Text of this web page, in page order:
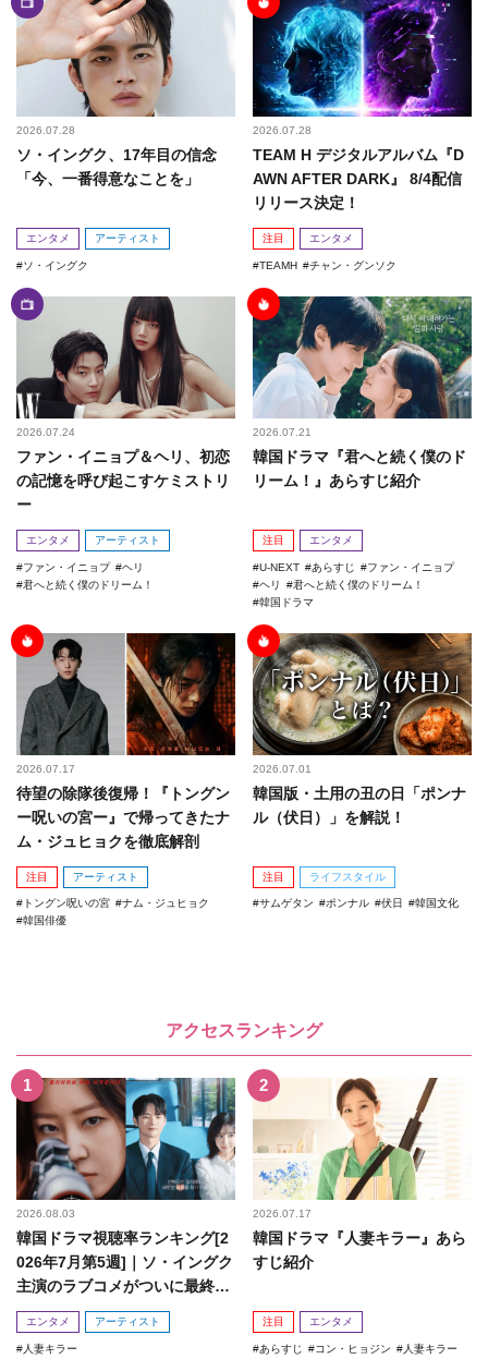
2026.07.28
ソ・イングク、17年目の信念
「今、一番得意なことを」
エンタメ アーティスト
ソ・イングク
2026.07.28
TEAM H デジタルアルバム『D
AWN AFTER DARK』 8/4配信
リリース決定！
注目 エンタメ
TEAMH チャン・グンソク
2026.07.24
ファン・イニョプ＆ヘリ、初恋
の記憶を呼び起こすケミストリ
ー
エンタメ アーティスト
ファン・イニョプ
ヘリ
君へと続く僕のドリーム！
2026.07.21
韓国ドラマ『君へと続く僕のド
リーム！』あらすじ紹介
注目 エンタメ
U-NEXT あらすじ
ファン・イニョプ
ヘリ
君へと続く僕のドリーム！
韓国ドラマ
2026.07.17
待望の除隊後復帰！『トングン
ー呪いの宮ー』で帰ってきたナ
ム・ジュヒョクを徹底解剖
注目 アーティスト
トングン呪いの宮
ナム・ジュヒョク
韓国俳優
2026.07.01
韓国版・土用の丑の日「ポンナ
ル（伏日）」を解説！
注目 ライフスタイル
サムゲタン ポンナル 伏日 韓国文化
アクセスランキング
2026.08.03
韓国ドラマ視聴率ランキング[2
026年7月第5週]｜ソ・イングク
主演のラブコメがついに最終
回！
エンタメ アーティスト
人妻キラー
2026.07.17
韓国ドラマ『人妻キラー』あら
すじ紹介
注目 エンタメ
あらすじ コン・ヒョジン 人妻キラー